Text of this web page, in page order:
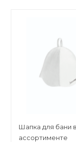
Шапка для бани в
ассортименте